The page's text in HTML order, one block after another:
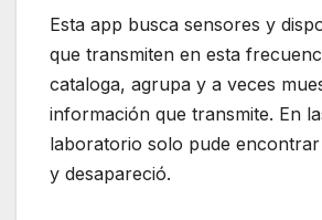
Esta app busca sensores y
que transmiten en esta
cataloga, agrupa y a veces
información que transmite. En
laboratorio solo pude
y desapareció.